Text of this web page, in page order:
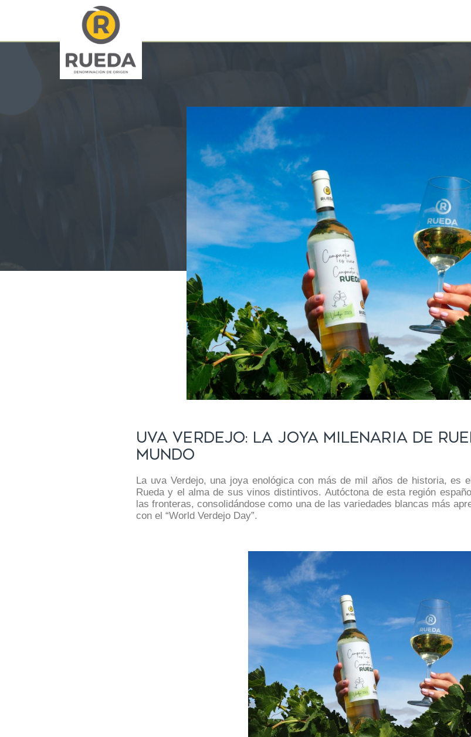
Uva Verdejo: La joya milenaria de
mundo
La uva Verdejo, una joya enológica con más de mil años de historia, es
Rueday el alma de sus vinos distintivos. Autóctona de esta región
las fronteras, consolidándose como una de las variedades blancas más
con el “World Verdejo Day”.